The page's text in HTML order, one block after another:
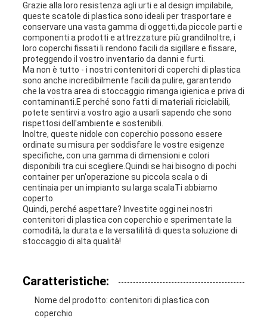
DEL
SITO
PRIVACY
POLICY
Grazie alla loro resistenza agli urti e al design impilabile,
queste scatole di plastica sono ideali per trasportare e
conservare una vasta gamma di oggetti,da piccole parti e
componenti a prodotti e attrezzature più grandiInoltre, i
loro coperchi fissati li rendono facili da sigillare e fissare,
proteggendo il vostro inventario da danni e furti.
Ma non è tutto - i nostri contenitori di coperchi di plastica
sono anche incredibilmente facili da pulire, garantendo
che la vostra area di stoccaggio rimanga igienica e priva di
contaminanti.E perché sono fatti di materiali riciclabili,
potete sentirvi a vostro agio a usarli sapendo che sono
rispettosi dell'ambiente e sostenibili.
Inoltre, queste nidole con coperchio possono essere
ordinate su misura per soddisfare le vostre esigenze
specifiche, con una gamma di dimensioni e colori
disponibili tra cui scegliere.Quindi se hai bisogno di pochi
container per un'operazione su piccola scala o di
centinaia per un impianto su larga scalaTi abbiamo
coperto.
Quindi, perché aspettare? Investite oggi nei nostri
contenitori di plastica con coperchio e sperimentate la
comodità, la durata e la versatilità di questa soluzione di
stoccaggio di alta qualità!
Caratteristiche:
Nome del prodotto: contenitori di plastica con
coperchio